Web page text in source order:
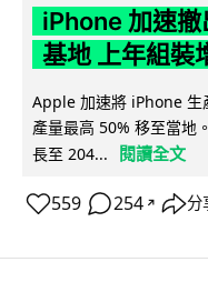
iPhone 加速
基地 上年組
Apple 加速將 iPhone 生
產量最高 50% 移至當地
長至 204...
閱讀全文
559 254 ↗ 分